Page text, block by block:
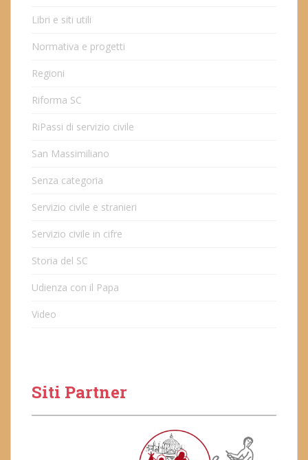
Libri e siti utili
Normativa e progetti
Regioni
Riforma SC
RiPassi di servizio civile
San Massimiliano
Senza categoria
Servizio civile e stranieri
Servizio civile in cifre
Storia del SC
Udienza con il Papa
Video
Siti Partner